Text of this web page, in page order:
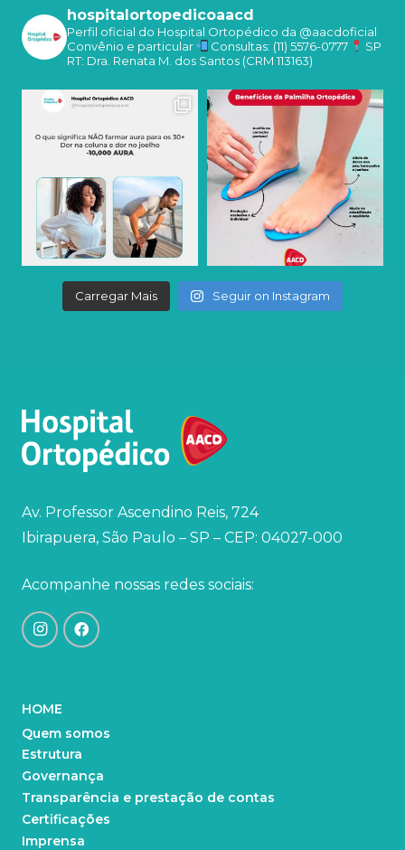
hospitalortopedicoaacd
Perfil oficial do Hospital Ortopédico da @aacdoficial
Convênio e particular
Consultas: (11) 5576-0777
SP
RT: Dra. Renata M. dos Santos (CRM 113163)
Carregar Mais Seguir on Instagram
Av. Professor Ascendino Reis, 724
Ibirapuera, São Paulo – SP – CEP: 04027-000
Acompanhe nossas redes sociais:
HOME
Quem somos
Estrutura
Governança
Transparência e prestação de contas
Certificações
Imprensa